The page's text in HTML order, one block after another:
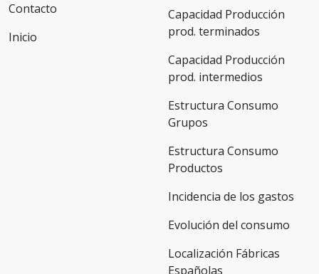
Contacto
Inicio
Capacidad Producción
prod. terminados
Capacidad Producción
prod. intermedios
Estructura Consumo
Grupos
Estructura Consumo
Productos
Incidencia de los gastos
Evolución del consumo
Localización Fábricas
Españolas